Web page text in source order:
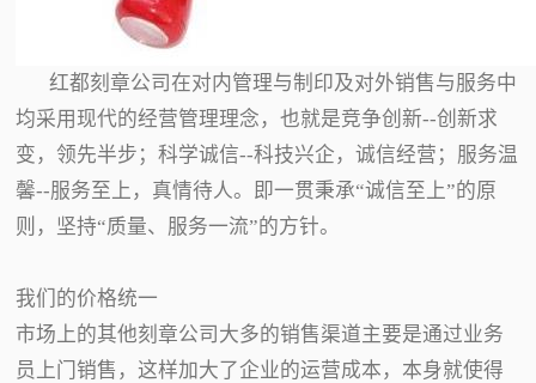
红都刻章公司在对内管理与制印及对外销售与服务中
均采用现代的经营管理理念，也就是竞争创新--创新求
变，领先半步；科学诚信--科技兴企，诚信经营；服务温
馨--服务至上，真情待人。即一贯秉承“诚信至上”的原
则，坚持“质量、服务一流”的方针。
我们的价格统一
市场上的其他刻章公司大多的销售渠道主要是通过业务
员上门销售，这样加大了企业的运营成本，本身就使得